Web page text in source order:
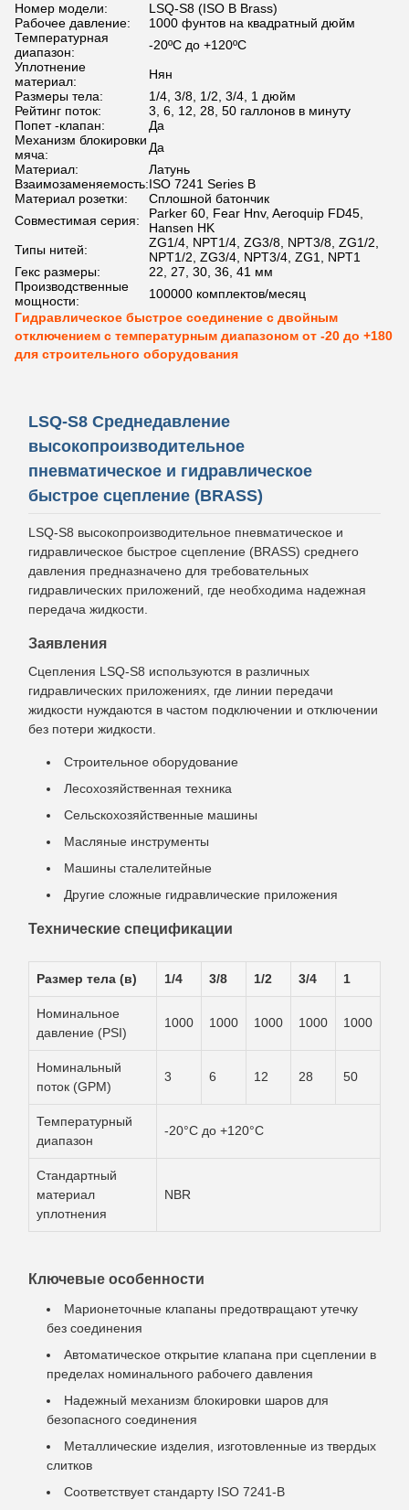
Номер модели:
LSQ-S8 (ISO B Brass)
Рабочее давление:
1000 фунтов на квадратный дюйм
Температурная
диапазон:
-20ºC до +120ºC
Уплотнение
материал:
Нян
Размеры тела:
1/4, 3/8, 1/2, 3/4, 1 дюйм
Рейтинг поток:
3, 6, 12, 28, 50 галлонов в минуту
Попет -клапан:
Да
Механизм блокировки
мяча:
Да
Материал:
Латунь
Взаимозаменяемость:ISO 7241 Series B
Материал розетки:
Сплошной батончик
Совместимая серия:
Parker 60, Fear Hnv, Aeroquip FD45,
Hansen HK
Типы нитей:
ZG1/4, NPT1/4, ZG3/8, NPT3/8, ZG1/2,
NPT1/2, ZG3/4, NPT3/4, ZG1, NPT1
Гекс размеры:
22, 27, 30, 36, 41 мм
Производственные
мощности:
100000 комплектов/месяц
Гидравлическое быстрое соединение с двойным
отключением с температурным диапазоном от -20 до +180
для строительного оборудования
LSQ-S8 Среднедавление
высокопроизводительное
пневматическое и гидравлическое
быстрое сцепление (BRASS)
LSQ-S8 высокопроизводительное пневматическое и
гидравлическое быстрое сцепление (BRASS) среднего
давления предназначено для требовательных
гидравлических приложений, где необходима надежная
передача жидкости.
Заявления
Сцепления LSQ-S8 используются в различных
гидравлических приложениях, где линии передачи
жидкости нуждаются в частом подключении и отключении
без потери жидкости.
Строительное оборудование
Лесохозяйственная техника
Сельскохозяйственные машины
Масляные инструменты
Машины сталелитейные
Другие сложные гидравлические приложения
Технические спецификации
Размер тела (в) 1/4 3/8 1/2 3/4 1
Номинальное
давление (PSI)
1000 1000 1000 1000 1000
Номинальный
поток (GPM)
3 6 12 28 50
Температурный
диапазон
-20°C до +120°C
Стандартный
материал
уплотнения
NBR
Ключевые особенности
Марионеточные клапаны предотвращают утечку
без соединения
Автоматическое открытие клапана при сцеплении в
пределах номинального рабочего давления
Надежный механизм блокировки шаров для
безопасного соединения
Металлические изделия, изготовленные из твердых
слитков
Соответствует стандарту ISO 7241-B